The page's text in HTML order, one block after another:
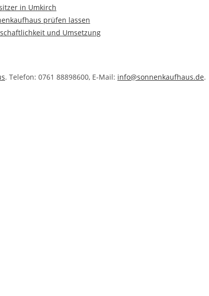
in Umkirch
prüfen lassen
und Umsetzung
. Telefon: 0761 88898600, E-Mail: info@sonnenkaufhaus.de.